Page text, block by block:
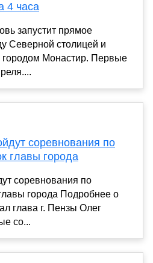
4 часа
запустит прямое
Северной столицей и
городом Монастир. Первые
соревнования по
главы города
соревнования по
города Подробнее о
глава г. Пензы Олег
со...